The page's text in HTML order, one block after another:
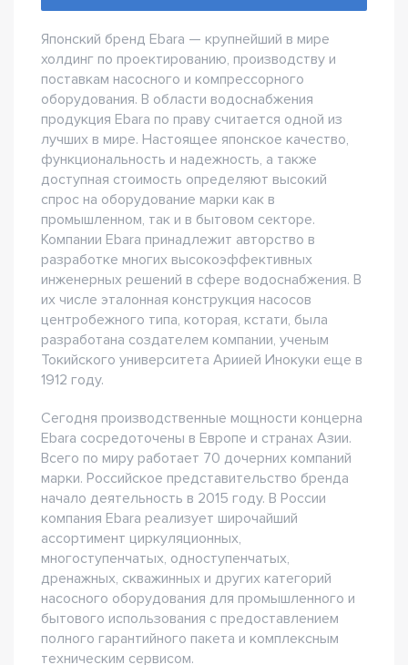
Японский бренд Ebara — крупнейший в мире
холдинг по проектированию, производству и
поставкам насосного и компрессорного
оборудования. В области водоснабжения
продукция Ebara по праву считается одной из
лучших в мире. Настоящее японское качество,
функциональность и надежность, а также
доступная стоимость определяют высокий
спрос на оборудование марки как в
промышленном, так и в бытовом секторе.
Компании Ebara принадлежит авторство в
разработке многих высокоэффективных
инженерных решений в сфере водоснабжения. В
их числе эталонная конструкция насосов
центробежного типа, которая, кстати, была
разработана создателем компании, ученым
Токийского университета Ариией Инокуки еще в
1912 году.
Сегодня производственные мощности концерна
Ebara сосредоточены в Европе и странах Азии.
Всего по миру работает 70 дочерних компаний
марки. Российское представительство бренда
начало деятельность в 2015 году. В России
компания Ebara реализует широчайший
ассортимент циркуляционных,
многоступенчатых, одноступенчатых,
дренажных, скважинных и других категорий
насосного оборудования для промышленного и
бытового использования с предоставлением
полного гарантийного пакета и комплексным
техническим сервисом.